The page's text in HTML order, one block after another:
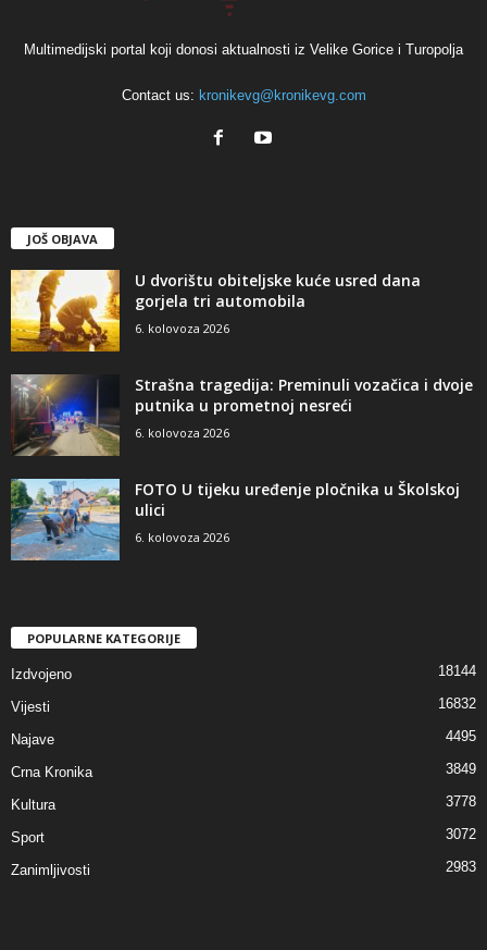
Multimedijski portal koji donosi aktualnosti iz Velike Gorice i Turopolja
Contact us: kronikevg@kronikevg.com
JOŠ OBJAVA
U dvorištu obiteljske kuće usred dana
gorjela tri automobila
6. kolovoza 2026
Strašna tragedija: Preminuli vozačica i dvoje
putnika u prometnoj nesreći
6. kolovoza 2026
FOTO U tijeku uređenje pločnika u Školskoj
ulici
6. kolovoza 2026
POPULARNE KATEGORIJE
Izdvojeno 18144
Vijesti 16832
Najave 4495
Crna Kronika 3849
Kultura 3778
Sport 3072
Zanimljivosti 2983